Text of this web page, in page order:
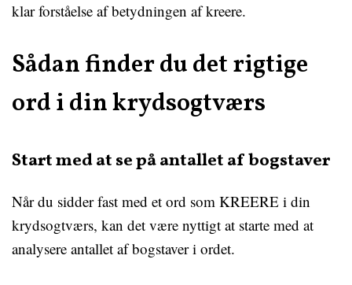
klar forståelse af betydningen af kreere.
Sådan finder du det rigtige
ord i din krydsogtværs
Start med at se på antallet af bogstaver
Når du sidder fast med et ord som KREERE i din
krydsogtværs, kan det være nyttigt at starte med at
analysere antallet af bogstaver i ordet.